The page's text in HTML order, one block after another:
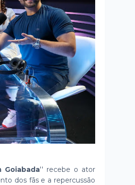
Goiabada'' recebe o ator
dos fãs e a repercussão